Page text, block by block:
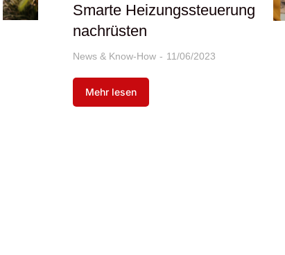
Smarte Heizungssteuerung
nachrüsten
News & Know-How 11/06/2023
Mehr lesen